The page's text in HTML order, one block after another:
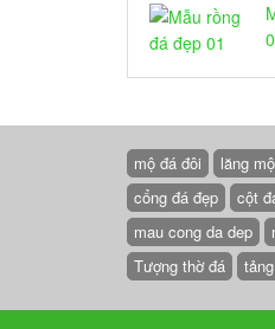
mộ đá đôi lăng
cổng đá đẹp
cột
mau cong da dep
Tượng thờ đá